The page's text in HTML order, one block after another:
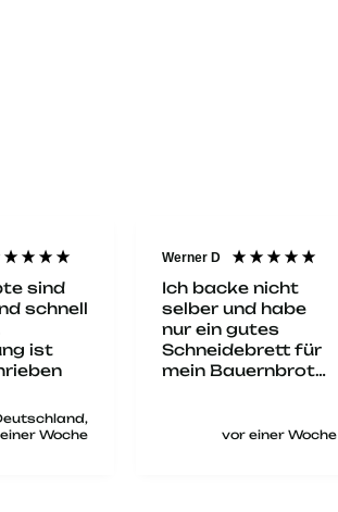
sind
schnell
ist
Woche
Werner D
Ich backe nicht
selber und habe
nur ein gutes
Schneidebrett für
mein Bauernbrot
das richtige für
vor einer Woche